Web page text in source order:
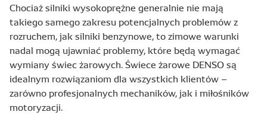
Chociaż silniki wysokoprężne generalnie nie mają
takiego samego zakresu potencjalnych problemów z
rozruchem, jak silniki benzynowe, to zimowe warunki
nadal mogą ujawniać problemy, które będą wymagać
wymiany świec żarowych. Świece żarowe DENSO są
idealnym rozwiązaniom dla wszystkich klientów –
zarówno profesjonalnych mechaników, jak i miłośników
motoryzacji.